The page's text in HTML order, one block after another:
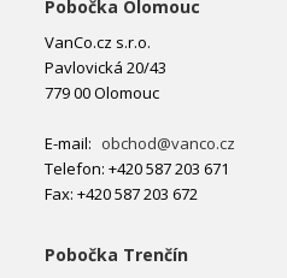
Pobočka Olomouc
VanCo.cz s.r.o.
Pavlovická 20/43
779 00 Olomouc
E-mail: obchod@vanco.cz
Telefon: +420 587 203 671
Fax: +420 587 203 672
Pobočka Trenčín